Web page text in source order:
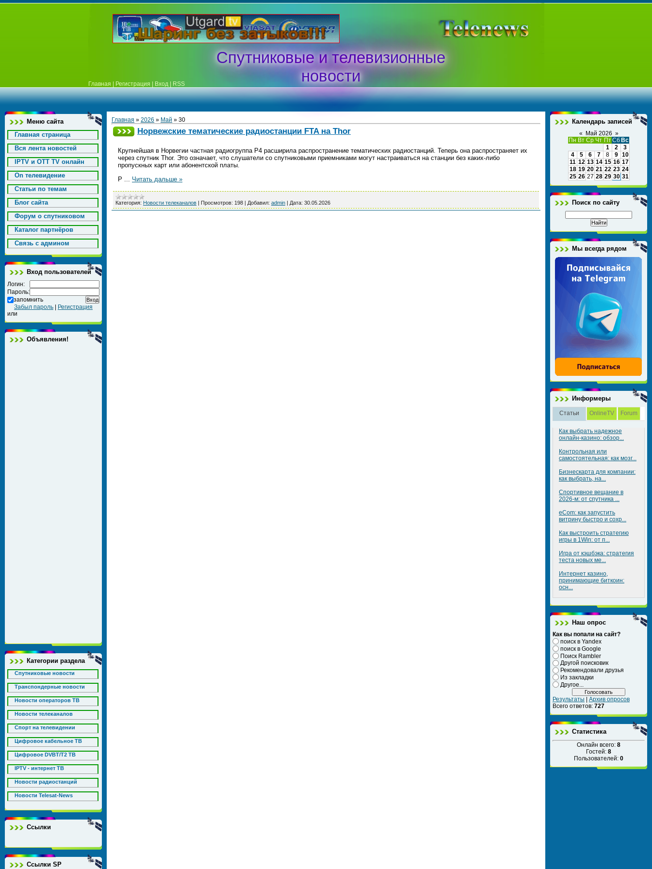
Спутниковые и телевизионные
новости
Главная Регистрация Вход RSS
Меню сайта
Главная страница
Вся лента новостей
IPTV и OTT TV онлайн
On телевидение
Статьи по темам
Блог сайта
Форум о спутниковом
Каталог партнёров
Cвязь с админом
Вход пользователей
Логин:
Пароль:
запомнить
Забыл пароль
Регистрация
или
Объявления!
Категории раздела
Спутниковые новости
Транспондерные новости
Новости операторов ТВ
Новости телеканалов
Спорт на телевидении
Цифровое кабельное ТВ
Цифровое DVBT/T2 ТВ
IPTV - интернет ТВ
Новости радиостанций
Новости Telesat-News
Ссылки
Ссылки SP
Главная » 2026 » Май » 30
Норвежские тематические радиостанции FTA на Thor
Крупнейшая в Норвегии частная радиогруппа P4 расширила распространение тематических радиостанций. Теперь она распространяет их
через спутник Thor. Это означает, что слушатели со спутниковыми приемниками могут настраиваться на станции без каких-либо
пропускных карт или абонентской платы.
P ... Читать дальше »
Категория: Новости телеканалов | Просмотров: 198 | Добавил: admin | Дата: 30.05.2026
Календарь записей
« Май 2026 »
Пн Вт Ср Чт ПтСб Вс
1
2
3
4
5 6 7 8 9 10
11 12 13 14 15 16 17
18 19 20 21 22 23 24
25 26 27 28 29 30 31
Поиск по сайту
Мы всегда рядом
Информеры
Статьи OnlineTV Forum
Как выбрать надежное
онлайн-казино: обзор...
Контрольная или
самостоятельная: как мозг...
Бизнескарта для компании:
как выбрать, на...
Спортивное вещание в
2026-м: от спутника ...
eCom: как запустить
витрину быстро и сохр...
Как выстроить стратегию
игры в 1Win: от п...
Игра от кэшбэка: стратегия
теста новых ме...
Интернет казино,
принимающие биткоин:
осн...
Наш опрос
Как вы попали на сайт?
поиск в Yandex
поиск в Google
Поиск Rambler
Другой поисковик
Рекомендовали друзья
Из закладки
Другое...
Результаты | Архив опросов
Всего ответов: 727
Статистика
Онлайн всего: 8
Гостей: 8
Пользователей: 0